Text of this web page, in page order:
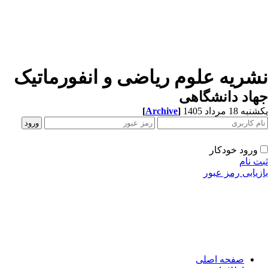
علوم ریاضی و انفورماتیک
دانشگاهی
18 مرداد 1405 [Archive]
ورود خودکار
نام
رمز عبور
صفحه اصلی